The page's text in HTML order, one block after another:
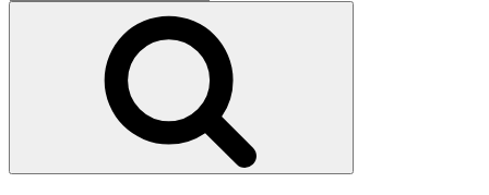
efter: